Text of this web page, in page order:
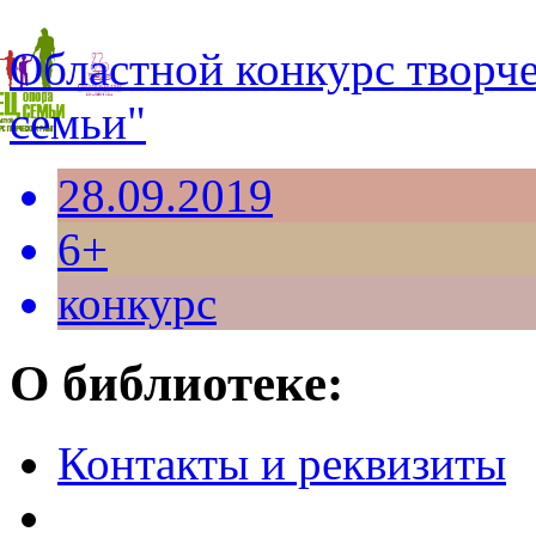
Областной конкурс
семьи"
28.09.2019
6+
конкурс
О библиотеке:
Контакты и реквизиты